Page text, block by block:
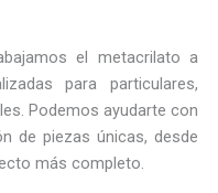
el metacrilato a
para particulares,
Podemos ayudarte con
de piezas únicas, desde
más completo.